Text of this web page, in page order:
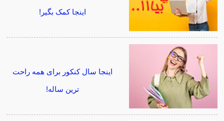
اینجا کمک بگیر!
اینجا سال کنکور برای همه راحت
ترین ساله!